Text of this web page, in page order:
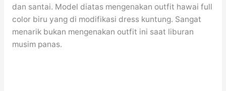
dan santai. Model diatas mengenakan outfit hawai full
color biru yang di modifikasi dress kuntung. Sangat
menarik bukan mengenakan outfit ini saat liburan
musim panas.